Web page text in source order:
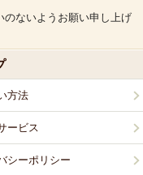
のないようお願い申し上げ
方法
ービス
シーポリシー